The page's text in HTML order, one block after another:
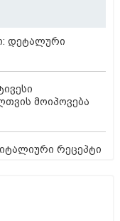
დეტალური
მოიპოვება
რეცეპტი